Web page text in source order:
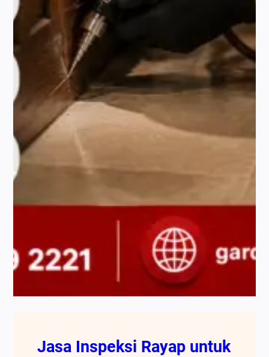
Jasa Inspeksi Rayap untuk